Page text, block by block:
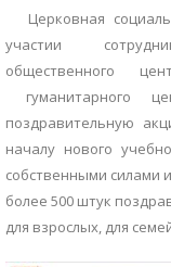
Церковная
участии
общественного
гуманитарного
поздравительную
началу нового
собственными силами
более 500 штук
для взрослых, для